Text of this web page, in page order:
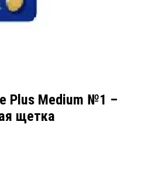
Plus Medium №1 –
щетка